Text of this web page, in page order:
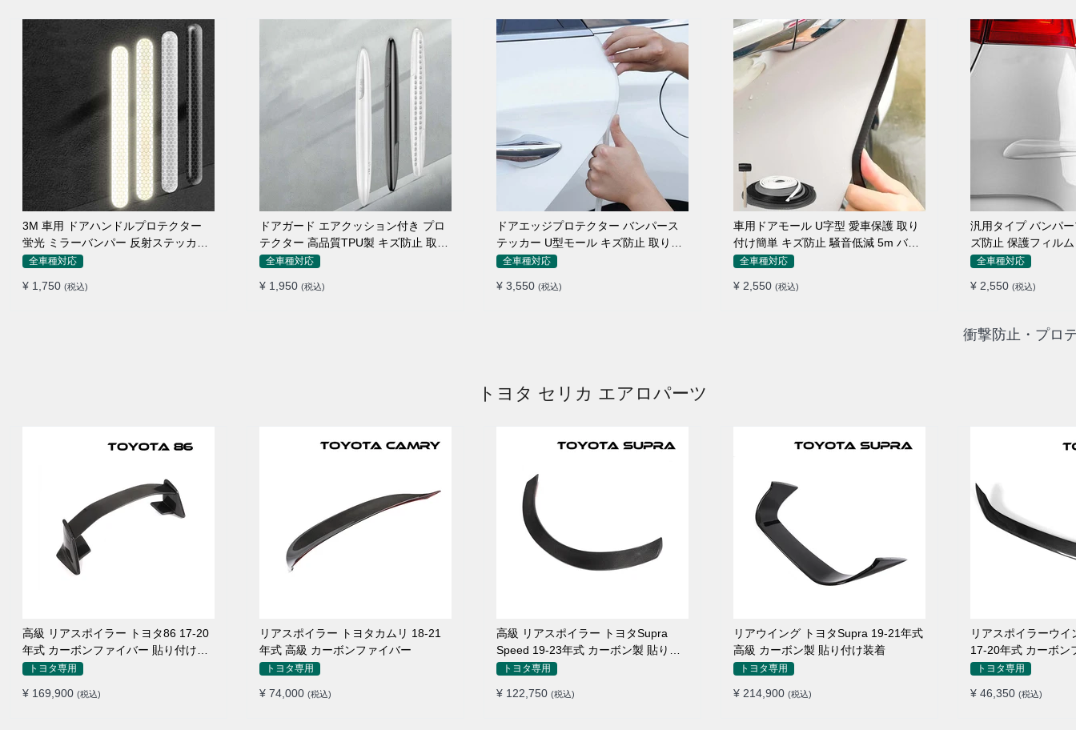
3M 車用 ドアハンドルプロテクター
蛍光 ミラーバンパー 反射ステッカー
保護フィルム
全車種対応
¥ 1,750 (税込)
ドアガード エアクッション付き プロ
テクター 高品質TPU製 キズ防止 取り
付け簡単
全車種対応
¥ 1,950 (税込)
ドアエッジプロテクター バンパース
テッカー U型モール キズ防止 取り付
け簡単 騒音低減
全車種対応
¥ 3,550 (税込)
車用ドアモール U字型 愛車保護 取り
付け簡単 キズ防止 騒音低減 5m バン
パーストリップ
全車種対応
¥ 2,550 (税込)
汎用タイプ バンパ
ズ防止 保護フィル
ィット感抜群
全車種対応
¥ 2,550 (税込)
衝撃防止・プロ
トヨタ セリカ エアロパーツ
高級 リアスポイラー トヨタ86 17-20
年式 カーボンファイバー 貼り付け装
着トヨタ専用
¥ 169,900 (税込)
リアスポイラー トヨタカムリ 18-21
年式 高級 カーボンファイバー
トヨタ専用
¥ 74,000 (税込)
高級 リアスポイラー トヨタSupra
Speed 19-23年式 カーボン製 貼り付
け装着
トヨタ専用
¥ 122,750 (税込)
リアウイング トヨタSupra 19-21年式
高級 カーボン製 貼り付け装着
トヨタ専用
¥ 214,900 (税込)
リアスポイラーウイ
17-20年式 カーボン
付け装着
トヨタ専用
¥ 46,350 (税込)